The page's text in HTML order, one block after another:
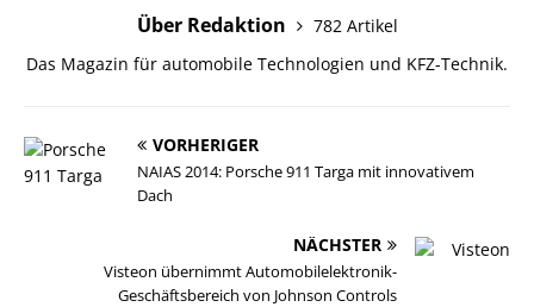
Über Redaktion
782 Artikel
Das Magazin für automobile Technologien und KFZ-Technik.
VORHERIGER
NAIAS 2014: Porsche 911 Targa mit innovativem
Dach
NÄCHSTER
Visteon übernimmt Automobilelektronik-
Geschäftsbereich von Johnson Controls